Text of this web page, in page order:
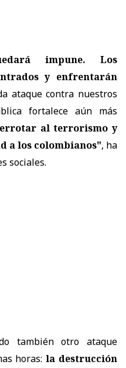
impune. Los
y enfrentarán
ataque contra nuestros
fortalece aún más
al terrorismo y
a los colombianos", ha
sociales.
también otro ataque
horas:la destrucción